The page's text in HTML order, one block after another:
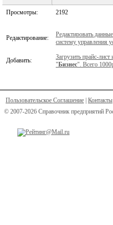
Просмотры: 2192
Редактирование:
Редактировать
систему управления
Добавить:
Загрузить прайс-
"Бизнес". Всего
Пользовательское Соглашение Контакты
© 2007-2026 Справочник предприятий